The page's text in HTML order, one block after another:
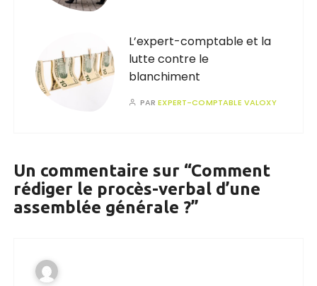
L’expert-comptable et la
lutte contre le
blanchiment
PAREXPERT-COMPTABLE VALOXY
Un commentaire sur “Comment
rédiger le procès-verbal d’une
assemblée générale ?”